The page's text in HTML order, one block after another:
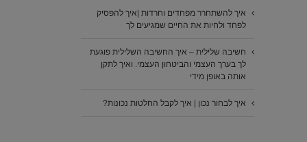
איך להשתחרר מפחדים וחרדות |איך להפסיק
לפחד ולחיות את החיים שמגיעים לך
חשיבה שלילית – איך החשיבה השלילית פוגעת
לך בערך העצמי והביטחון העצמי. ואיך לתקן
אותה באופן מידי
איך לבחור נכון | איך לקבל החלטות נכונות?